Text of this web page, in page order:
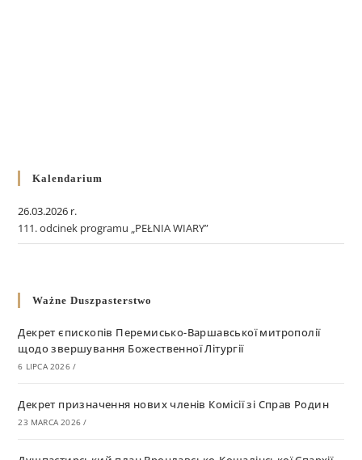
Kalendarium
26.03.2026 r.
111. odcinek programu „PEŁNIA WIARY”
Ważne Duszpasterstwo
Декрет єпископів Перемисько-Варшавської митрополії
щодо звершування Божественної Літургії
6 LIPCA 2026 /
Декрет призначення нових членів Комісії зі Справ Родин
23 MARCA 2026 /